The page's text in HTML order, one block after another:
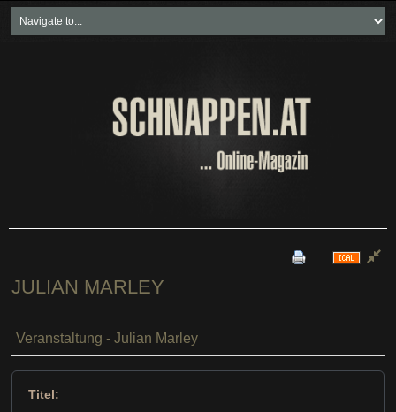
Neueste Beiträge
Soziales & Projekte
JULIAN MARLEY
Veranstaltung - Julian Marley
Titel: